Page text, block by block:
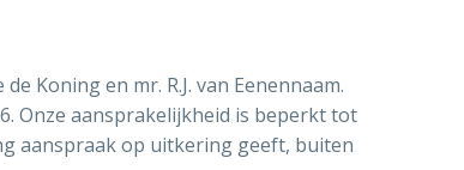
Koning en mr. R.J. van Eenennaam.
Onze aansprakelijkheid is beperkt tot
aanspraak op uitkering geeft, buiten